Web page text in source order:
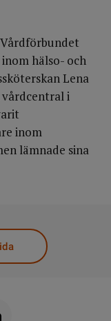
hälso- och
Lena
i
inom
lämnade sina